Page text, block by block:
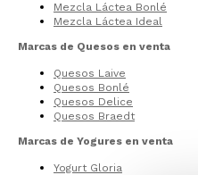
Mezcla Láctea Bonlé
Mezcla Láctea Ideal
Marcas de Quesos en venta
Quesos Laive
Quesos Bonlé
Quesos Delice
Quesos Braedt
Marcas de Yogures en venta
Yogurt Gloria